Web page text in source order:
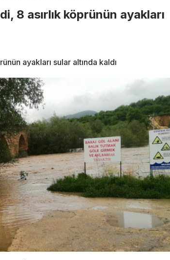
8 asırlık köprünün ayakları
ayakları sular altında kaldı